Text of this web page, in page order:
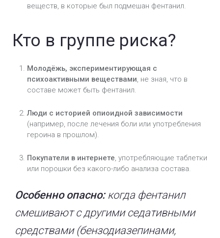
веществ, в которые был подмешан фентанил.
Кто в группе риска?
Молодёжь, экспериментирующая с
психоактивными веществами, не зная, что в
составе может быть фентанил.
Люди с историей опиоидной зависимости
(например, после лечения боли или употребления
героина в прошлом).
Покупатели в интернете, употребляющие таблетки
или порошки без какого-либо анализа состава.
Особенно опасно:когда фентанил
смешивают с другими седативными
средствами (бензодиазепинами,